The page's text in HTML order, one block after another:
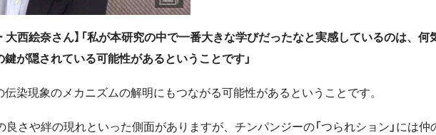
大西絵奈さん】「私が本研究の中で一番大きな学びだったなと実感しているのは、何
が隠されている可能性があるということです」
染現象のメカニズムの解明にもつながる可能性があるということです。
良さや絆の現れといった側面がありますが、チンパンジーの「つられション」には仲